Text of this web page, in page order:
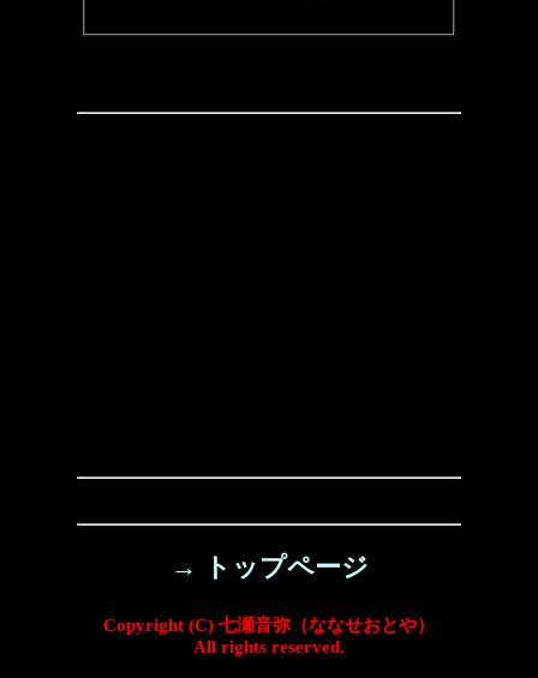
→ トップページ
Copyright (C) 七瀬音弥（ななせおとや）
All rights reserved.